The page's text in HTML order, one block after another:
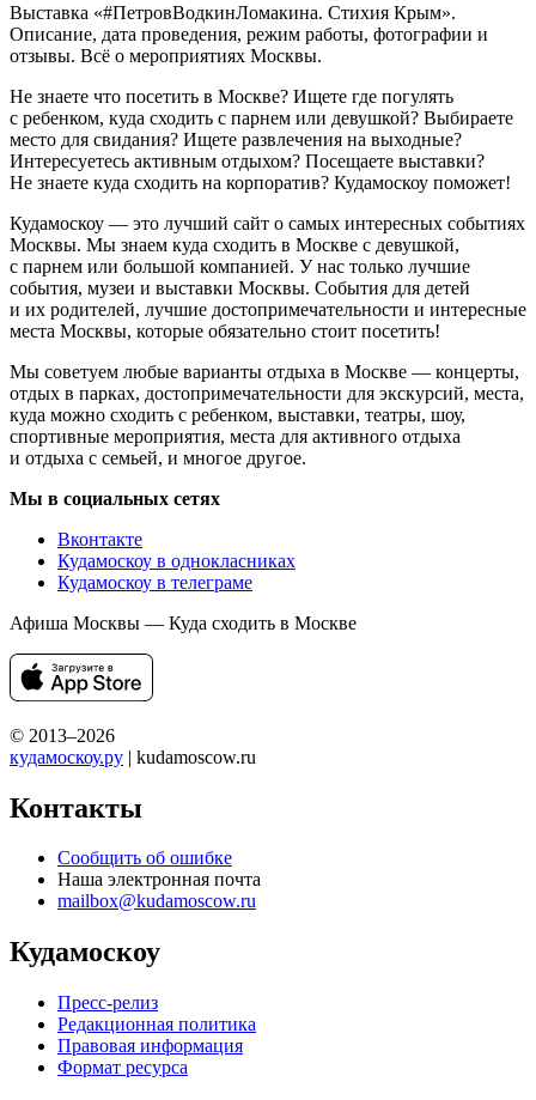
Выставка «#ПетровВодкинЛомакина. Стихия Крым».
Описание, дата проведения, режим работы, фотографии и
отзывы. Всё о мероприятиях Москвы.
Не знаете что посетить в Москве? Ищете где погулять
с ребенком, куда сходить с парнем или девушкой? Выбираете
место для свидания? Ищете развлечения на выходные?
Интересуетесь активным отдыхом? Посещаете выставки?
Не знаете куда сходить на корпоратив? Кудамоскоу поможет!
Кудамоскоу — это лучший сайт о самых интересных событиях
Москвы. Мы знаем куда сходить в Москве с девушкой,
с парнем или большой компанией. У нас только лучшие
события, музеи и выставки Москвы. События для детей
и их родителей, лучшие достопримечательности и интересные
места Москвы, которые обязательно стоит посетить!
Мы советуем любые варианты отдыха в Москве — концерты,
отдых в парках, достопримечательности для экскурсий, места,
куда можно сходить с ребенком, выставки, театры, шоу,
спортивные мероприятия, места для активного отдыха
и отдыха с семьей, и многое другое.
Мы в социальных сетях
Вконтакте
Кудамоскоу в однокласниках
Кудамоскоу в телеграме
Афиша Москвы — Куда сходить в Москве
© 2013–2026
кудамоскоу.ру | kudamoscow.ru
Контакты
Сообщить об ошибке
Наша электронная почта
mailbox@kudamoscow.ru
Кудамоскоу
Пресс-релиз
Редакционная политика
Правовая информация
Формат ресурса